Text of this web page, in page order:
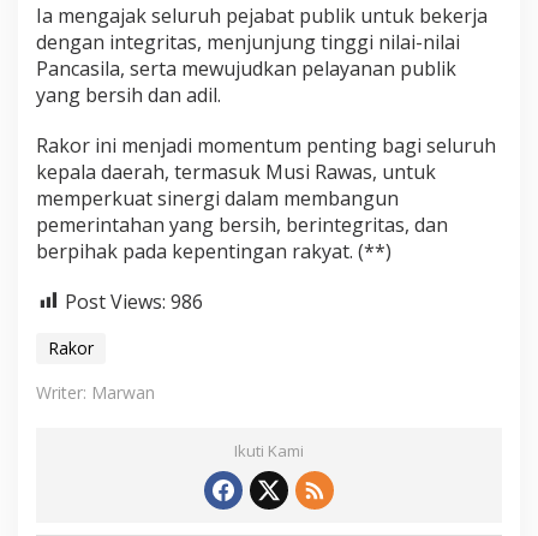
Ia mengajak seluruh pejabat publik untuk bekerja
dengan integritas, menjunjung tinggi nilai-nilai
Pancasila, serta mewujudkan pelayanan publik
yang bersih dan adil.
Rakor ini menjadi momentum penting bagi seluruh
kepala daerah, termasuk Musi Rawas, untuk
memperkuat sinergi dalam membangun
pemerintahan yang bersih, berintegritas, dan
berpihak pada kepentingan rakyat. (**)
Post Views: 986
Rakor
Writer: Marwan
Ikuti Kami